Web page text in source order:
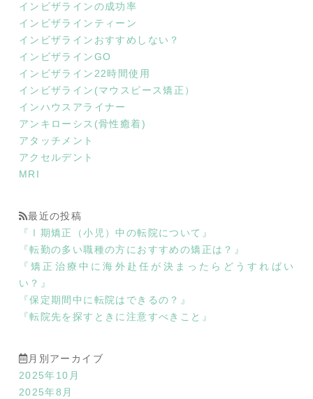
インビザラインの成功率
インビザラインティーン
インビザラインおすすめしない？
インビザラインGO
インビザライン22時間使用
インビザライン(マウスピース矯正）
インハウスアライナー
アンキローシス(骨性癒着)
アタッチメント
アクセルデント
MRI
最近の投稿
『Ⅰ期矯正（小児）中の転院について』
『転勤の多い職種の方におすすめの矯正は？』
『矯正治療中に海外赴任が決まったらどうすればい
い？』
『保定期間中に転院はできるの？』
『転院先を探すときに注意すべきこと』
月別アーカイブ
2025年10月
2025年8月